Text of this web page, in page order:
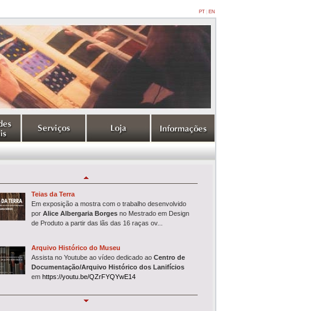
PT| EN
Teias da Terra
Em exposição a mostra com o trabalho desenvolvido
por Alice Albergaria Borgesno Mestrado em Design
de Produto a partir das lãs das 16 raças ov...
Arquivo Histórico do Museu
Assista no Youtube ao vídeo dedicado ao Centro de
Documentação/Arquivo Histórico dos Lanifícios
em https://youtu.be/QZrFYQYwE14
Histórias Tecidas